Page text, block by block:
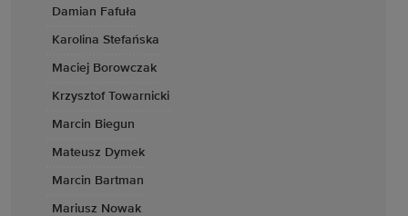
Damian Fafuła
Karolina Stefańska
Maciej Borowczak
Krzysztof Towarnicki
Marcin Biegun
Mateusz Dymek
Marcin Bartman
Mariusz Nowak